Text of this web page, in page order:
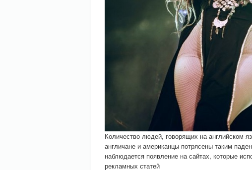
Количество людей, говорящих на английском
англичане и американцы потрясены таким
наблюдается появление на сайтах, которые
рекламных статей